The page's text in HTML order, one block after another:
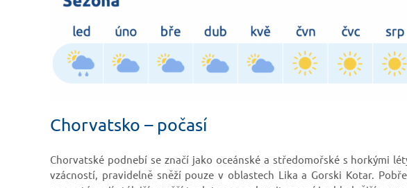
Chorvatsko – počasí
Chorvatské podnebí se značí jako oceánské a středomořské s horkými
vzácností, pravidelně sněží pouze v oblastech Lika a Gorski Kotar.